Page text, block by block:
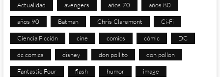
Actualidad avengers años 70 años 80
años 90 Batman Chris Claremont Ci-Fi
Ciencia Ficción cine comics cómic DC
dc comics disney don pollito don pollon
Fantastic Four flash humor image